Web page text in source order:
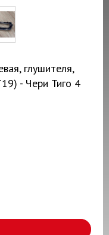
глушителя,
- Чери Тиго 4